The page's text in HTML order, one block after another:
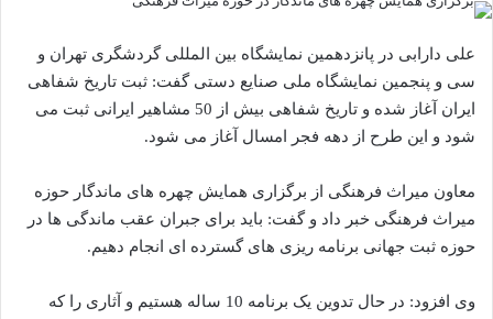
علی دارابی در پانزدهمین نمایشگاه بین المللی گردشگری تهران و
سی و پنجمین نمایشگاه ملی صنایع دستی گفت: ثبت تاریخ شفاهی
ایران آغاز شده و تاریخ شفاهی بیش از 50 مشاهیر ایرانی ثبت می
شود و این طرح از دهه فجر امسال آغاز می شود.
معاون میراث فرهنگی از برگزاری همایش چهره های ماندگار حوزه
میراث فرهنگی خبر داد و گفت: باید برای جبران عقب ماندگی ها در
حوزه ثبت جهانی برنامه ریزی های گسترده ای انجام دهیم.
وی افزود: در حال تدوین یک برنامه 10 ساله هستیم و آثاری را که